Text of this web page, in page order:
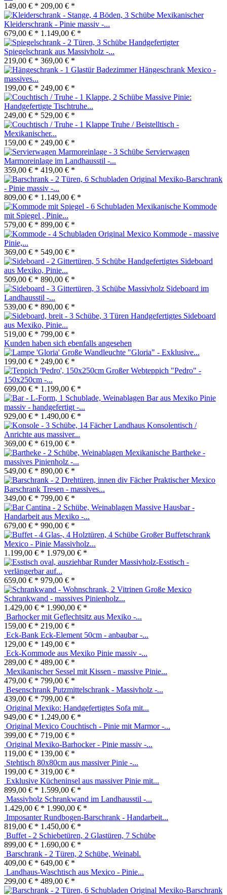
149,00 € * 209,00 € *
Mexikanischer
Kleiderschrank - Pinie massiv -...
679,00 € * 1.149,00 € *
Handgefertigter
Spiegelschrank aus Massivholz -...
219,00 € * 369,00 € *
Badezimmer Hängeschrank Mexico -
massives...
199,00 € * 249,00 € *
Massive Pinie:
Handgefertigte Tischtruhe...
249,00 € * 529,00 € *
Truhe / Beistelltisch -
Mexikanischer...
159,00 € * 249,00 € *
Servierwagen
Marmoreinlage im Landhausstil -...
359,00 € * 419,00 € *
Original Mexiko-Barschrank
- Pinie massiv -...
809,00 € * 1.149,00 € *
Mexikanische Kommode
mit Spiegel , Pinie...
579,00 € * 899,00 € *
Original Mexico Kommode - massive
Pinie,...
369,00 € * 549,00 € *
Handgefertigtes Sideboard
aus Mexiko, Pinie...
509,00 € * 890,00 € *
Massivholz Sideboard im
Landhausstil -...
539,00 € * 890,00 € *
Handgefertigtes Sideboard
aus Mexiko, Pinie...
519,00 € * 799,00 € *
Kunden haben sich ebenfalls angesehen
Große Wandleuchte "Gloria" - Exklusive...
199,00 € * 249,00 € *
Großer Webteppich "Pedro" -
150x250cm -...
699,00 € * 1.199,00 € *
Bar aus Mexiko Pinie
massiv - handgefertigt -...
929,00 € * 1.490,00 € *
Landhaus Konsolentisch /
Anrichte aus massiver...
369,00 € * 619,00 € *
Mexikanische Bartheke -
massives Pinienholz -...
549,00 € * 890,00 € *
Praktischer Mexico
Barschrank Tresen - massives...
349,00 € * 799,00 € *
Massive Hausbar -
Handarbeit aus Mexiko -...
679,00 € * 990,00 € *
Großer Buffetschrank
Mexico - Pinie Massivholz...
1.199,00 € * 1.979,00 € *
Runder Massivholz-Esstisch -
verlängerbar auf...
659,00 € * 979,00 € *
Große Mexico
Schrankwand - massives Pinienholz...
1.429,00 € * 1.990,00 € *
Barhocker mit Geflechtsitz aus Mexiko
-...
159,00 € * 219,00 € *
Eck-Bank Eck-Element 50cm - anbaubar -...
129,00 € *149,00 € *
Eck-Kommode aus Mexiko Pinie massiv -...
289,00 € *489,00 € *
Mexikanischer Sessel mit Kissen - massive Pinie...
479,00 € *799,00 € *
Besenschrank Putzmittelschrank - Massivholz -...
439,00 € *799,00 € *
Original Mexiko: Handgefertigtes Sofa mit...
949,00 € *1.249,00 € *
Original Mexico Couchtisch - Pinie mit Marmor -...
399,00 € *719,00 € *
Original Mexiko-Barhocker - Pinie massiv -...
119,00 € *139,00 € *
Stehtisch 80x80cm aus massiver Pinie -...
199,00 € *319,00 € *
Exklusive Kücheninsel aus massiver Pinie mit...
899,00 € *1.599,00 € *
Massivholz Schrankwand im Landhausstil -...
1.429,00 € *1.990,00 € *
Imposanter Rundbogen-Barschrank - Handarbeit...
819,00 € *1.450,00 € *
Buffet - 2 Schiebetüren, 2 Glastüren, 7 Schübe
899,00 € *1.690,00 € *
Barschrank - 2 Türen, 2 Schübe, Weinabl.
409,00 € *649,00 € *
Landhaus-Waschtisch aus Mexico - Pinie...
299,00 € *489,00 € *